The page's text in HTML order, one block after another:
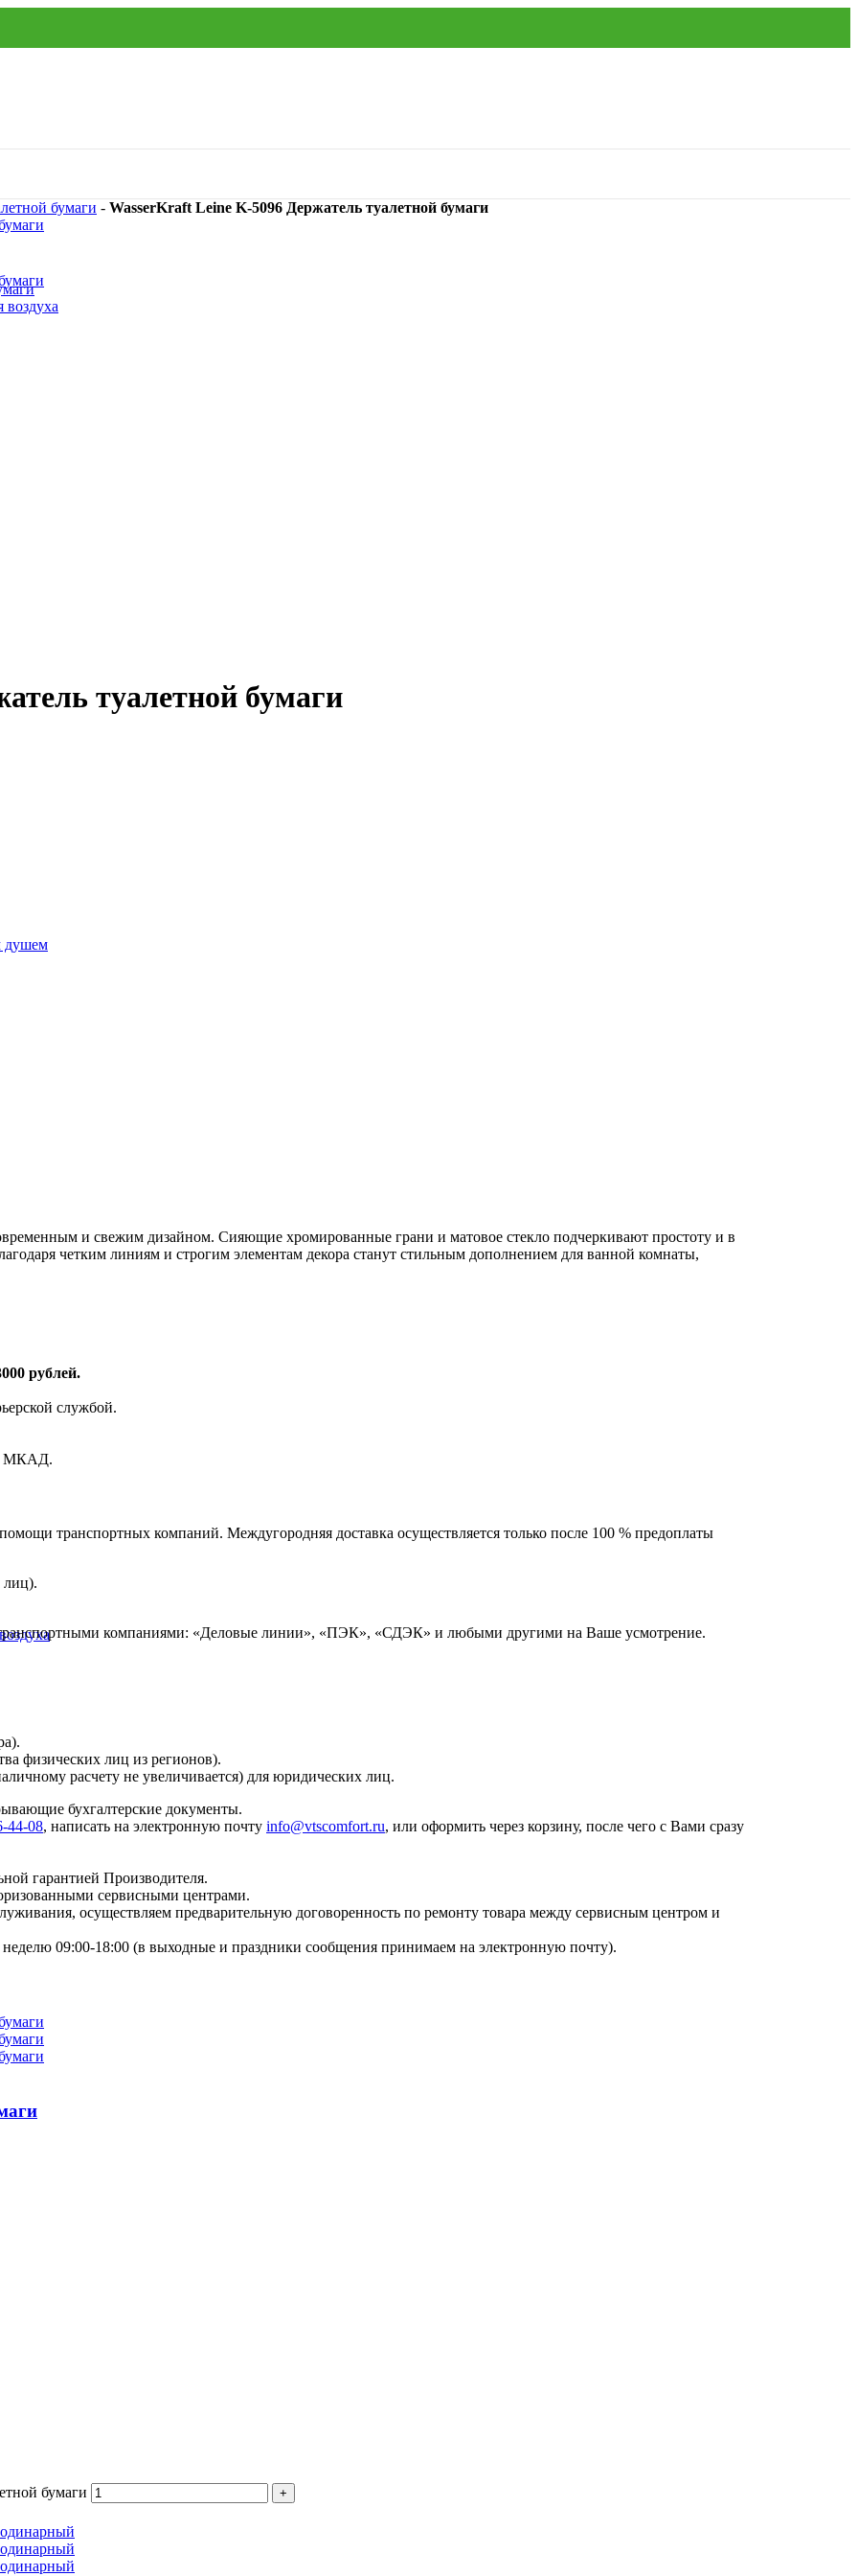
воздуха
душем
бумаги - WasserKraft Leine K-5096 Держатель туалетной бумаги
туалетной бумаги
и свежим дизайном. Сияющие хромированные грани и матовое стекло подчеркивают простоту и в
четким линиям и строгим элементам декора станут стильным дополнением для ванной комнаты,
рублей.
службой.
МКАД.
транспортных компаний. Междугородняя доставка осуществляется только после 100 % предоплаты
лиц).
компаниями: «Деловые линии», «ПЭК», «СДЭК» и любыми другими на Ваше усмотрение.
физических лиц из регионов).
расчету не увеличивается) для юридических лиц.
бухгалтерские документы.
44-08, написать на электронную почту info@vtscomfort.ru, или оформить через корзину, после чего с Вами сразу
гарантией Производителя.
сервисными центрами.
осуществляем предварительную договоренность по ремонту товара между сервисным центром и
09:00-18:00 (в выходные и праздники сообщения принимаем на электронную почту).
бумаги